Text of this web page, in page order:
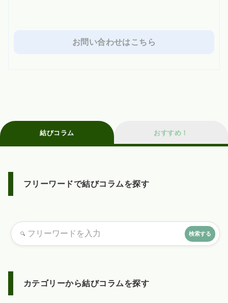
お問い合わせはこちら
結びコラム おすすめ！
フリーワードで結びコラムを探す
カテゴリーから結びコラムを探す